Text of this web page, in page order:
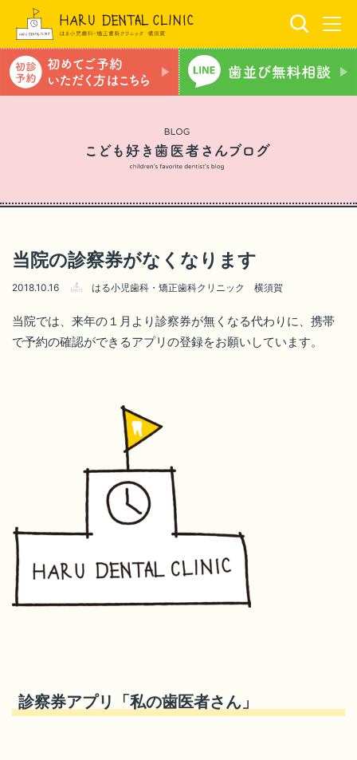
当院の診察券がなくなります
2018.10.16 はる小児歯科・矯正歯科クリニック 横須賀
当院では、来年の１月より診察券が無くなる代わりに、携帯
で予約の確認ができるアプリの登録をお願いしています。
診察券アプリ「私の歯医者さん」